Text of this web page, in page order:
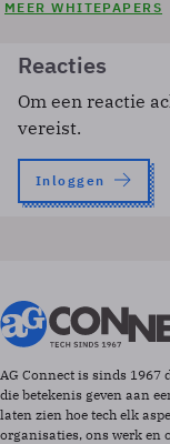
MEER WHITEPAPERS
Reacties
Om een reactie
vereist.
Inloggen
AG Connect is sinds 1967
die betekenis geven aan
laten zien hoe tech elk
organisaties, ons werk en